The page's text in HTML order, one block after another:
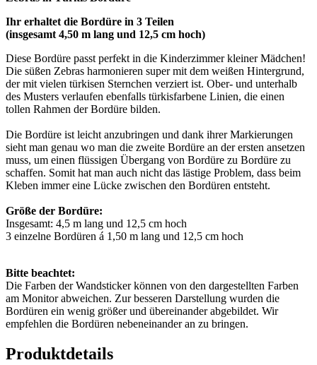
Ihr erhaltet die Bordüre in 3 Teilen
(insgesamt 4,50 m lang und 12,5 cm hoch)
Diese Bordüre passt perfekt in die Kinderzimmer kleiner Mädchen!
Die süßen Zebras harmonieren super mit dem weißen Hintergrund,
der mit vielen türkisen Sternchen verziert ist. Ober- und unterhalb
des Musters verlaufen ebenfalls türkisfarbene Linien, die einen
tollen Rahmen der Bordüre bilden.
Die Bordüre ist leicht anzubringen und dank ihrer Markierungen
sieht man genau wo man die zweite Bordüre an der ersten ansetzen
muss, um einen flüssigen Übergang von Bordüre zu Bordüre zu
schaffen. Somit hat man auch nicht das lästige Problem, dass beim
Kleben immer eine Lücke zwischen den Bordüren entsteht.
Größe der Bordüre:
Insgesamt: 4,5 m lang und 12,5 cm hoch
3 einzelne Bordüren á 1,50 m lang und 12,5 cm hoch
Bitte beachtet:
Die Farben der Wandsticker können von den dargestellten Farben
am Monitor abweichen. Zur besseren Darstellung wurden die
Bordüren ein wenig größer und übereinander abgebildet. Wir
empfehlen die Bordüren nebeneinander an zu bringen.
Produktdetails